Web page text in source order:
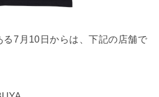
る7月10日からは、下記の店舗で